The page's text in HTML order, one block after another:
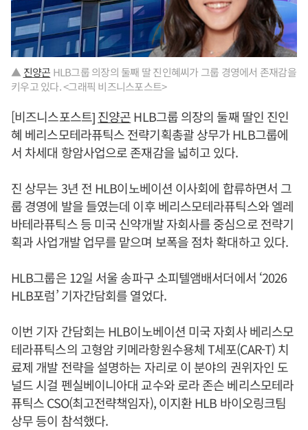
▲ 진양곤 HLB그룹 의장의 둘째 딸 진인혜씨가 그룹 경영에서 존재감을
키우고 있다. <그래픽 비즈니스포스트>
[비즈니스포스트]진양곤HLB그룹 의장의 둘째 딸인 진인
혜 베리스모테라퓨틱스 전략기획총괄 상무가 HLB그룹에
서 차세대 항암사업으로 존재감을 넓히고 있다.
진 상무는 3년 전 HLB이노베이션 이사회에 합류하면서 그
룹 경영에 발을 들였는데 이후 베리스모테라퓨틱스와 엘레
바테라퓨틱스 등 미국 신약개발 자회사를 중심으로 전략기
획과 사업개발 업무를 맡으며 보폭을 점차 확대하고 있다.
HLB그룹은 12일 서울 송파구 소피텔앰배서더에서 ‘2026
HLB포럼’ 기자간담회를 열었다.
이번 기자 간담회는 HLB이노베이션 미국 자회사 베리스모
테라퓨틱스의 고형암 키메라항원수용체 T세포(CAR-T) 치
료제 개발 전략을 설명하는 자리로 이 분야의 권위자인 도
널드 시걸 펜실베이니아대 교수와 로라 존슨 베리스모테라
퓨틱스 CSO(최고전략책임자), 이지환 HLB 바이오링크팀
상무 등이 참석했다.